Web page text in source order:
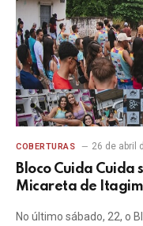
COBERTURAS 26 de abril
Bloco Cuida Cuida
Micareta de
No último sábado, 22, o